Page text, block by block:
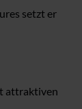
setzt er
attraktiven